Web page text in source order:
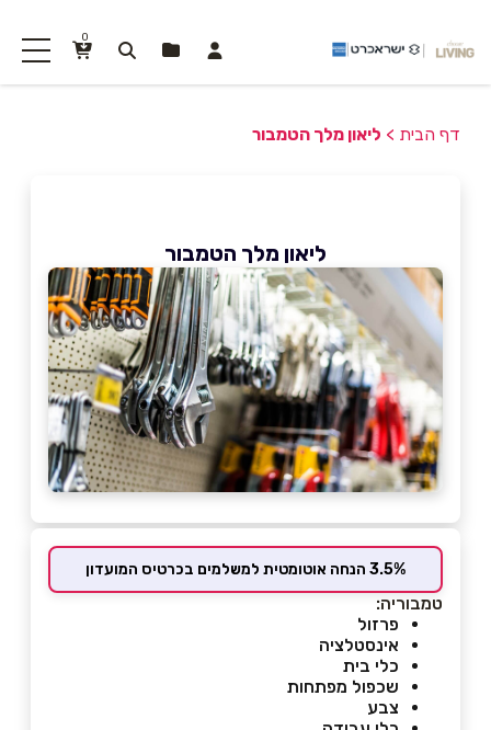
0
דף הבית > ליאון מלך הטמבור
ליאון מלך הטמבור
3.5% הנחה אוטומטית למשלמים בכרטיס המועדון
טמבוריה:
פרזול
אינסטלציה
כלי בית
שכפול מפתחות
צבע